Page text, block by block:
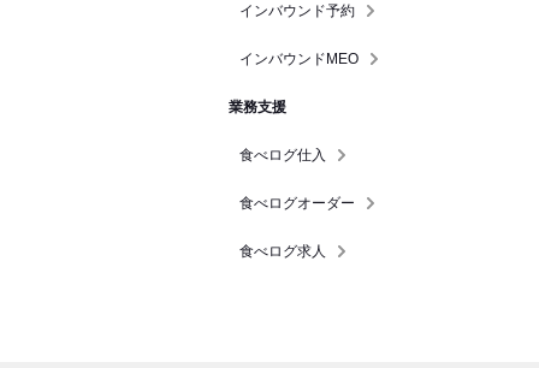
インバウンド予約
インバウンドMEO
業務支援
食べログ仕入
食べログオーダー
食べログ求人